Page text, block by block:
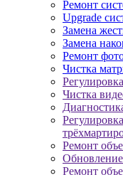
Ремонт
Upgrade
Замена
Замена
Ремонт
Чистка
Регулировка
Чистка
Ремонт
Ремонт